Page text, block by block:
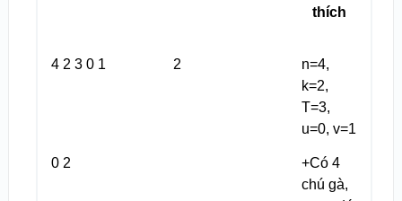
thích
4 2 3 0 1 2
n=4,
k=2,
T=3,
u=0, v=1
0 2
+Có 4
chú gà,